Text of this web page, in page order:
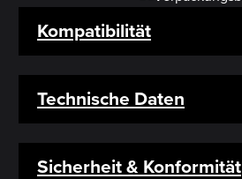
Kompatibilität
Technische Daten
Sicherheit & Konformität